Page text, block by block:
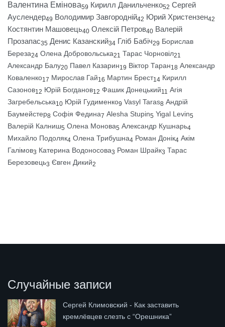
Валентина Емінова59 Кирилл Данильченко52 Сергей
Ауслендер49 Володимир Завгородній42 Юрий Христензен42
Костянтин Машовець40 Олексій Петров40 Валерій
Прозапас35 Денис Казанский34 Гліб Бабіч29 Борислав
Береза24 Олена Добровольська21 Тарас Чорновіл21
Александр Балу20 Павел Казарин19 Віктор Таран18 Александр
Коваленко17 Мирослав Гай16 Мартин Брест14 Кирилл
Сазонов12 Юрій Богданов12 Фашик Донецький11 Агія
Загребельська10 Юрій Гудименко9 Vasyl Taras8 Андрій
Баумейстер8 Софія Федина7 Alesha Stupin5 Yigal Levin5
Валерій Калниш5 Олена Монова5 Александр Кушнарь4
Михайло Подоляк4 Олена Трибушна4 Роман Донік4 Акім
Галімов3 Катерина Водоносова3 Роман Шрайк3 Тарас
Березовець3 Євген Дикий2
Случайные записи
Сергей Климовский - Как заставить
кремлёвцев слезть с “Орешника”